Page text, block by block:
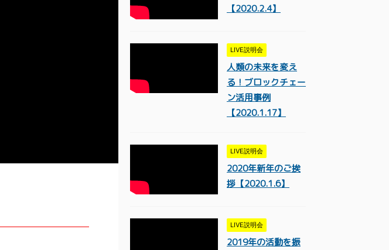
【2020.2.4】
LIVE説明会
人類の未来を変え
る！ブロックチェー
ン活用事例
【2020.1.17】
LIVE説明会
2020年新年のご挨
拶【2020.1.6】
LIVE説明会
2019年の活動を振